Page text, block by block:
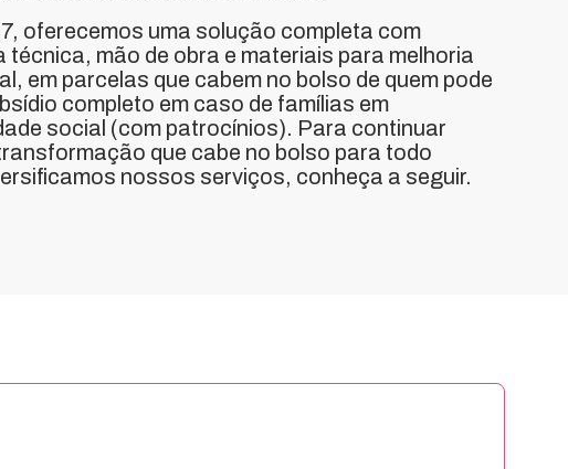
oferecemos uma solução completa com
técnica, mão de obra e materiais para melhoria
em parcelas que cabem no bolso de quem pode
completo em caso de famílias em
social (com patrocínios). Para continuar
que cabe no bolso para todo
nossos serviços, conheça a seguir.